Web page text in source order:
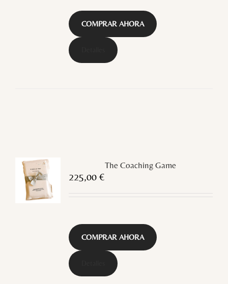
COMPRAR AHORA
The Coaching Game
225,00 €
COMPRAR AHORA